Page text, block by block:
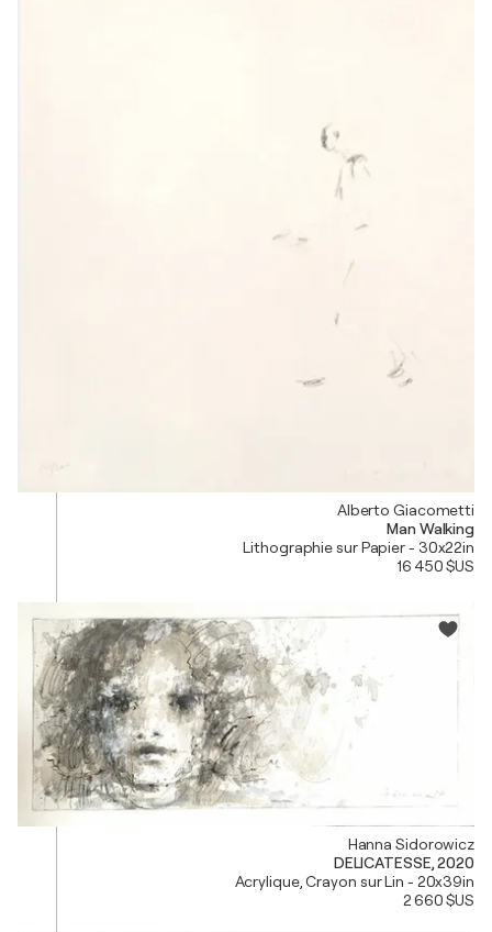
Alberto Giacometti
Man Walking
Lithographie sur Papier - 30x22in
16 450 $US
Hanna Sidorowicz
DELICATESSE, 2020
Acrylique, Crayon sur Lin - 20x39in
2 660 $US